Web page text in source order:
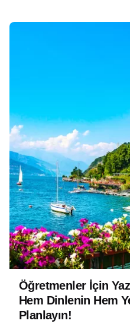
Öğretmenler İçin
Hem Dinlenin Hem
Planlayın!